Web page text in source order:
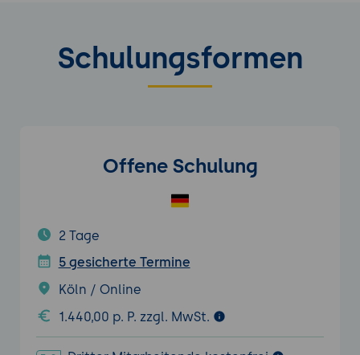
Schulungsformen
Offene Schulung
2 Tage
5 gesicherte Termine
Köln / Online
1.440,00 p. P. zzgl. MwSt.